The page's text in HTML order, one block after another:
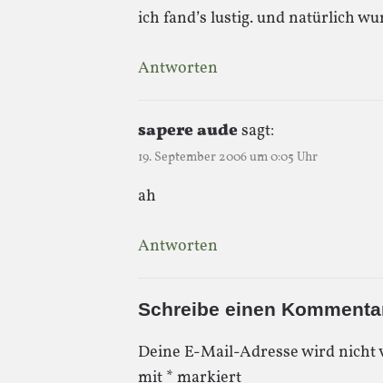
ich fand’s lustig. und natürlich
Antworten
sapere audesagt:
19. September 2006 um 0:05 Uhr
ah
Antworten
Schreibe einen
Deine E-Mail-Adresse wird
mit * markiert